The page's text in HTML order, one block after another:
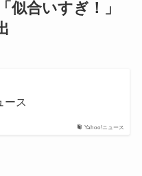
似合いすぎ！」
Yahoo!ニュース
ース